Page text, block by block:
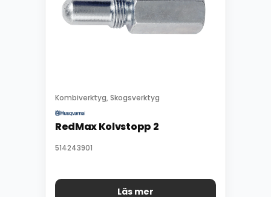
Kombiverktyg, Skogsverktyg
RedMax Kolvstopp 2
514243901
Läs mer